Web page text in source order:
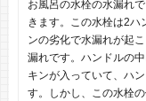
お風呂の水栓の水漏れ
きます。この水栓は2ハ
ンの劣化で水漏れが起
漏れです。ハンドルの
キンが入っていて、ハ
す。しかし、この水栓